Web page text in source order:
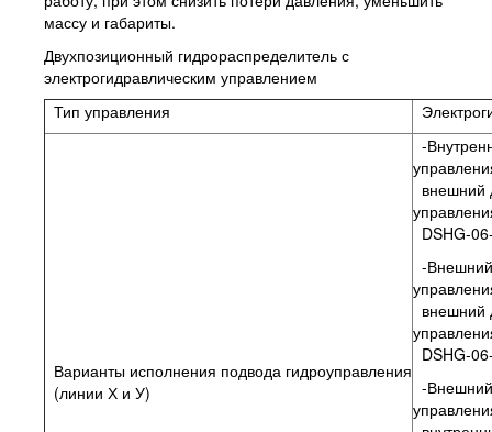
массу и габариты.
Двухпозиционный гидрораспределитель с
электрогидравлическим управлением
Тип управления
Варианты исполнения подвода гидроуправления
(линии Х и У)
-
внешний
DSHG-
-
внешний
DSHG-
-